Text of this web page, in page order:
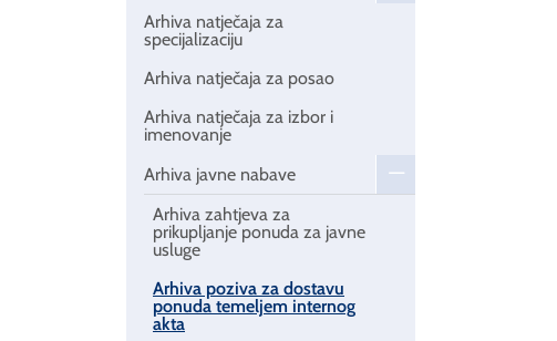
Arhiva natječaja za
specijalizaciju
Arhiva natječaja za posao
Arhiva natječaja za izbor i
imenovanje
Arhiva javne nabave
Arhiva zahtjeva za
prikupljanje ponuda za javne
usluge
Arhiva poziva za dostavu
ponuda temeljem internog
akta